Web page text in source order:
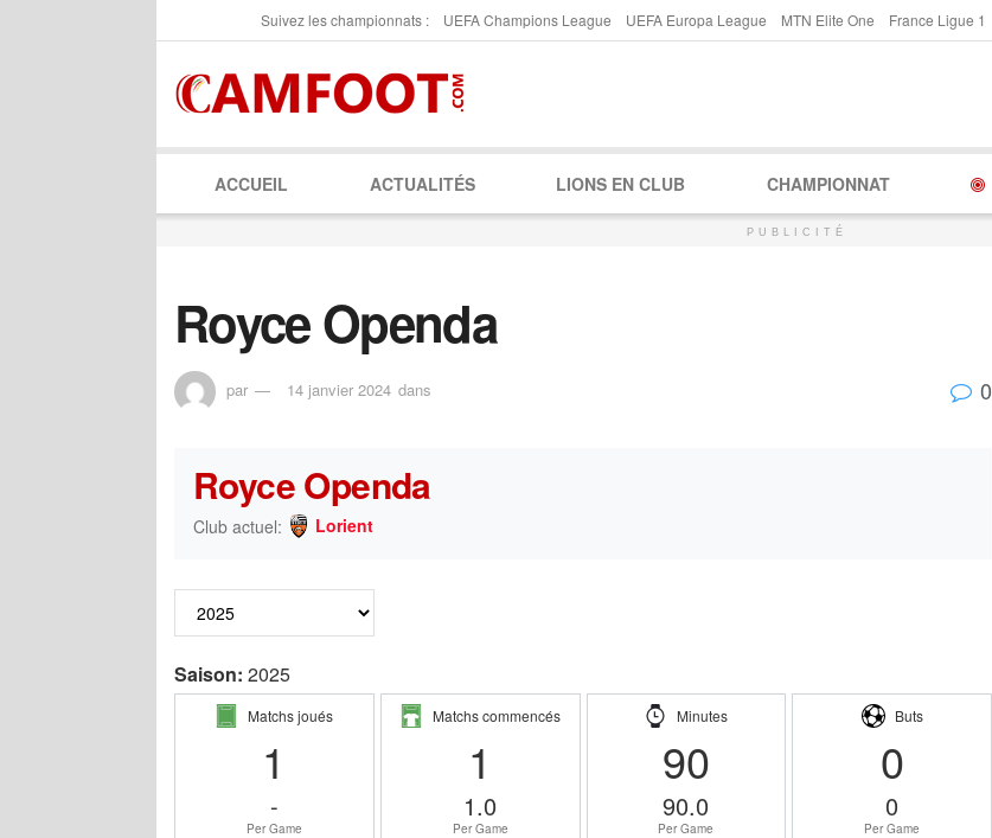
Suivez les championnats : UEFA Champions League UEFA Europa League MTN Elite One France Ligue 1
ACCUEIL ACTUALITÉS LIONS EN CLUB CHAMPIONNAT
PUBLICITÉ
Royce Openda
par 14 janvier 2024 dans 0
Royce Openda
Club actuel: Lorient
Saison: 2025
Matchs joués
1
-
Per Game
Matchs commencés
1
1.0
Per Game
Minutes
90
90.0
Per Game
Buts
0
0
Per Game